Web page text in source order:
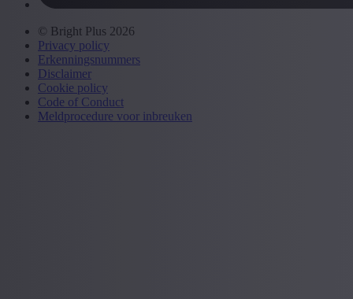
© Bright Plus 2026
Privacy policy
Erkenningsnummers
Disclaimer
Cookie policy
Code of Conduct
Meldprocedure voor inbreuken